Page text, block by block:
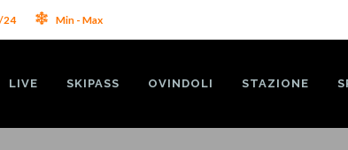
24 Min - Max
LIVE SKIPASS OVINDOLI STAZIONE